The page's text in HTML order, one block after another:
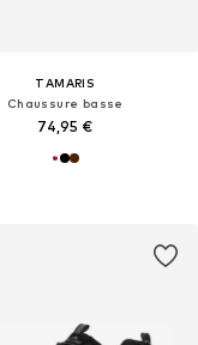
TAMARIS
Chaussure basse
74,95 €